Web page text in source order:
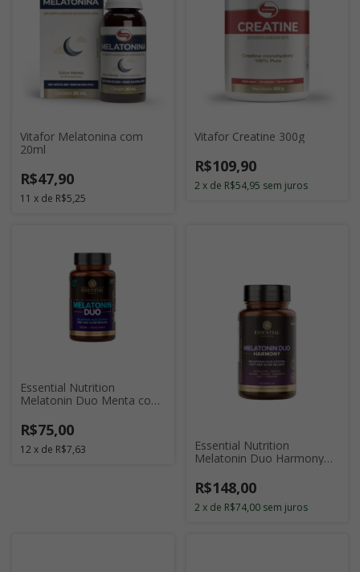
Vitafor Melatonina com
20ml
R$47,90
11 x de R$5,25
Vitafor Creatine 300g
R$109,90
2 x de R$54,95 sem juros
Essential Nutrition
Melatonin Duo Menta com
R$75,00
12 x de R$7,63
Essential Nutrition
Melatonin Duo Harmony
R$148,00
2 x de R$74,00 sem juros